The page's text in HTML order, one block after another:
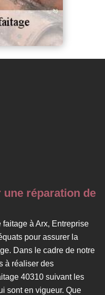
réparation de
à Arx, Entreprise
pour assurer la
Dans le cadre de notre
à réaliser des
40310 suivant les
sont en vigueur. Que